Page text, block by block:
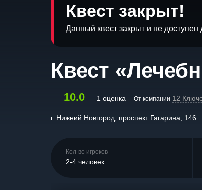
Квест закрыт!
Данный квест закрыт и не
Квест
10.0 1 оценка От компании 12
г. Нижний Новгород, проспект Гагарина, 146
Кол-во игроков
2-4 человек